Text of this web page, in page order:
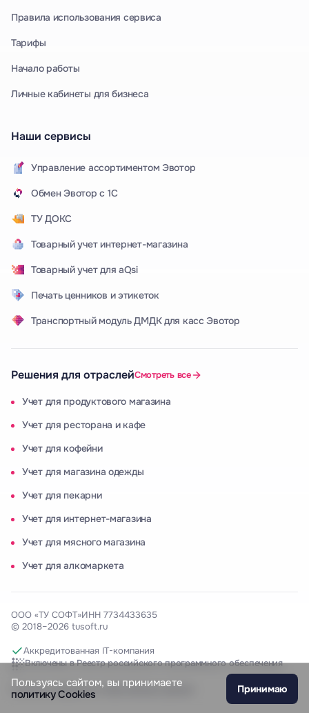
Пользуясь сайтом, вы принимаете
политику Cookies
Принимаю
Правила использования сервиса
Тарифы
Начало работы
Личные кабинеты для бизнеса
Наши сервисы
Управление ассортиментом Эвотор
Обмен Эвотор с 1С
ТУ ДОКС
Товарный учет интернет-магазина
Товарный учет для aQsi
Печать ценников и этикеток
Транспортный модуль ДМДК для касс Эвотор
Решения для отраслейСмотреть все
Учет для продуктового магазина
Учет для ресторана и кафе
Учет для кофейни
Учет для магазина одежды
Учет для пекарни
Учет для интернет-магазина
Учет для мясного магазина
Учет для алкомаркета
ООО «ТУ СОФТ»ИНН 7734433635
© 2018–2026 tusoft.ru
Аккредитованная IT-компания
Включены в Реестр российского программного обеспечения
Политика обработки персональных данных